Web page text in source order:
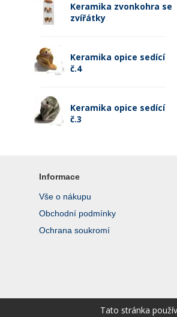
Keramika zvonkohra se
zvířátky
Keramika opice sedící
č.4
Keramika opice sedící
č.3
Informace
Vše o nákupu
Obchodní podmínky
Ochrana soukromí
Tato stránka